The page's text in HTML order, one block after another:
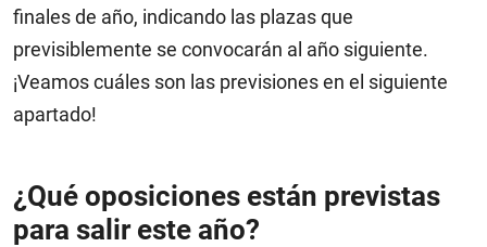
finales de año, indicando las plazas que
previsiblemente se convocarán al año siguiente.
¡Veamos cuáles son las previsiones en el siguiente
apartado!
¿Qué oposiciones están previstas
para salir este año?